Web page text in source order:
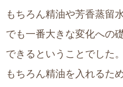
もちろん精油や芳香蒸留
でも一番大きな変化への
できるということでした。
もちろん精油を入れるた